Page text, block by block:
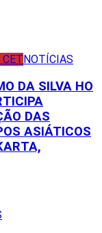
CET NOTÍCIAS
DA SILVA HO
DAS
ASIÁTICOS